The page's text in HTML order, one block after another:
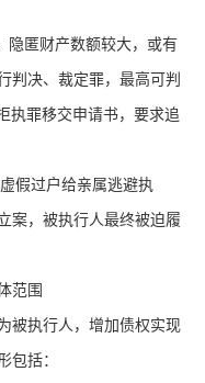
隐匿财产数额较大，或有
判决、裁定罪，最高可判
执罪移交申请书，要求追
假过户给亲属逃避执
案，被执行人最终被迫履
范围
被执行人，增加债权实现
包括：